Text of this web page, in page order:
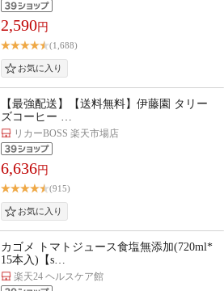
2,590円
(1,688)
【最強配送】【送料無料】伊藤園 タリー
ズコーヒー …
リカーBOSS 楽天市場店
6,636円
(915)
カゴメ トマトジュース食塩無添加(720ml*
15本入)【s…
楽天24 ヘルスケア館